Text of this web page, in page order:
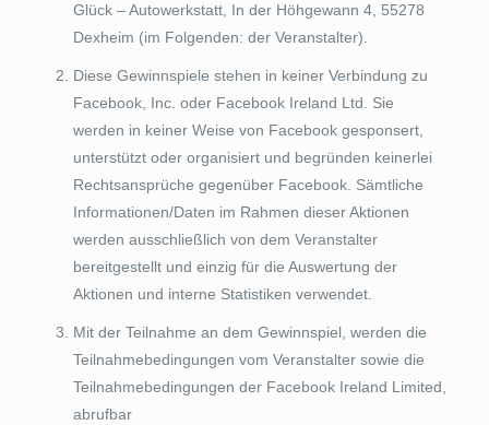
Glück – Autowerkstatt, In der Höhgewann 4, 55278
Dexheim (im Folgenden: der Veranstalter).
Diese Gewinnspiele stehen in keiner Verbindung zu
Facebook, Inc. oder Facebook Ireland Ltd. Sie
werden in keiner Weise von Facebook gesponsert,
unterstützt oder organisiert und begründen keinerlei
Rechtsansprüche gegenüber Facebook. Sämtliche
Informationen/Daten im Rahmen dieser Aktionen
werden ausschließlich von dem Veranstalter
bereitgestellt und einzig für die Auswertung der
Aktionen und interne Statistiken verwendet.
Mit der Teilnahme an dem Gewinnspiel, werden die
Teilnahmebedingungen vom Veranstalter sowie die
Teilnahmebedingungen der Facebook Ireland Limited,
abrufbar